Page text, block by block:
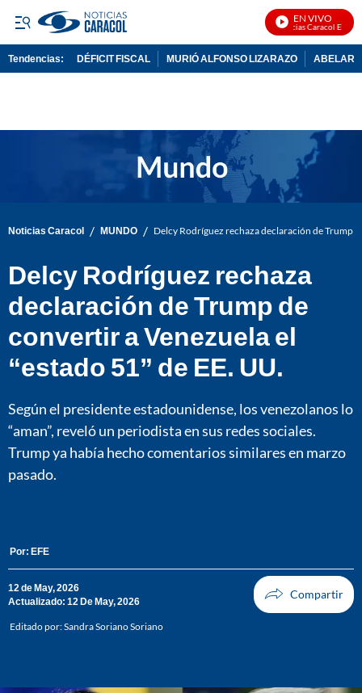
EN VIVO
Noticias Caracol En Vivo
Tendencias: DÉFICIT FISCAL MURIÓ ALFONSO LIZARAZO
Noticias Caracol / MUNDO / Delcy Rodríguez rechaza declaración de Trump
Delcy Rodríguez rechaza
declaración de Trump de
convertir a Venezuela el
“estado 51” de EE. UU.
Según el presidente estadounidense, los venezolanos lo
“aman”, reveló un periodista en sus redes sociales.
Trump ya había hecho comentarios similares en marzo
pasado.
Por: EFE
12 de May, 2026
Actualizado: 12 De May, 2026
Editado por:Sandra Soriano Soriano